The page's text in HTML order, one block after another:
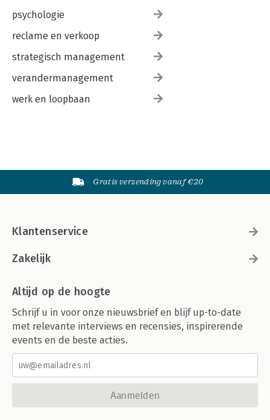
psychologie
reclame en verkoop
strategisch management
verandermanagement
werk en loopbaan
Gratis verzending vanaf €20
Klantenservice
Zakelijk
Altijd op de hoogte
Schrijf u in voor onze nieuwsbrief en blijf up-to-date
met relevante interviews en recensies, inspirerende
events en de beste acties.
Aanmelden